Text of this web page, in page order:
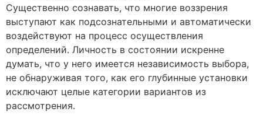
Существенно сознавать, что многие воззрения
выступают как подсознательными и автоматически
воздействуют на процесс осуществления
определений. Личность в состоянии искренне
думать, что у него имеется независимость выбора,
не обнаруживая того, как его глубинные установки
исключают целые категории вариантов из
рассмотрения.